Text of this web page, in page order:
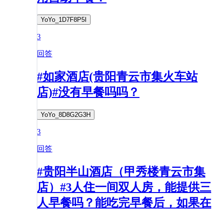
YoYo_1D7F8P5I
3
回答
#如家酒店(贵阳青云市集火车站
店)#没有早餐吗吗？
YoYo_8D8G2G3H
3
回答
#贵阳半山酒店（甲秀楼青云市集
店）#3人住一间双人房，能提供三
人早餐吗？能吃完早餐后，如果在